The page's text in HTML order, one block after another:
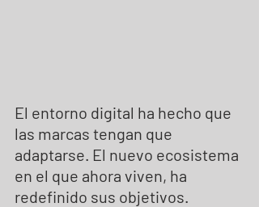
El entorno digital ha hecho que
las marcas tengan que
adaptarse. El nuevo ecosistema
en el que ahora viven, ha
redefinido sus objetivos.